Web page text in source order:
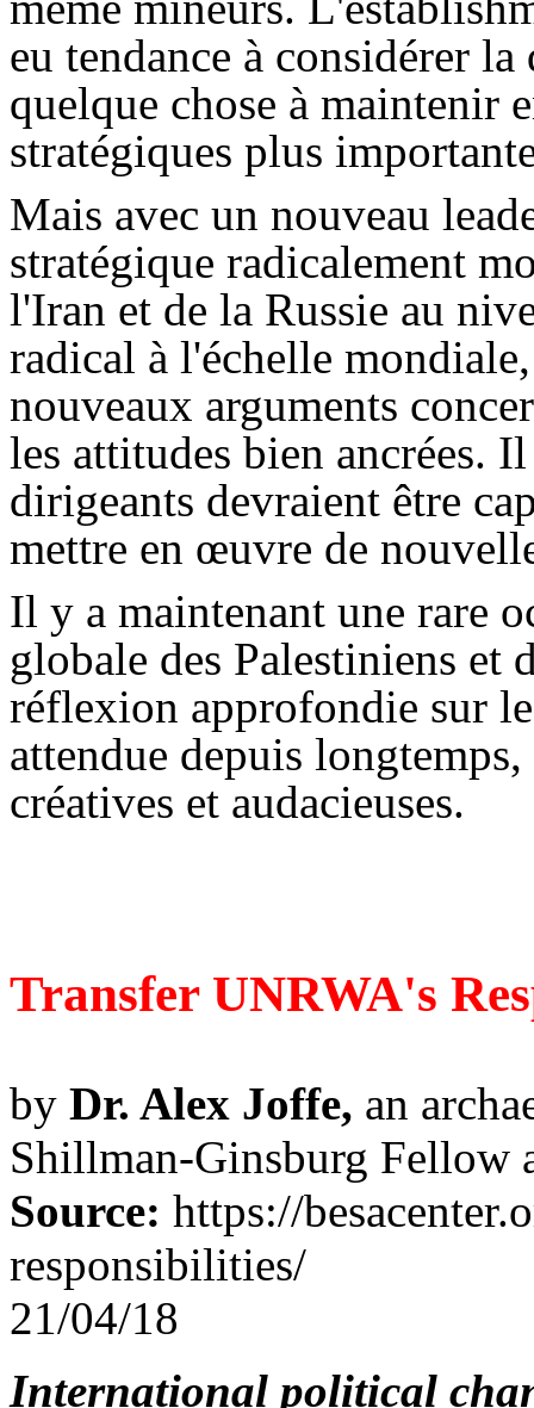
eu tendance à considérer
quelque chose à maintenir
stratégiques plus
Mais avec un nouveau
stratégique radicalement
l'Iran et de la Russie au
radical à l'échelle
nouveaux arguments
les attitudes bien ancrées.
dirigeants devraient être
mettre en œuvre de
Il y a maintenant une rare
globale des Palestiniens et
réflexion approfondie sur
attendue depuis
créatives et audacieuses.
Transfer UNRWA's
by Dr. Alex Joffe, an
Shillman-Ginsburg Fellow
Source: https://
responsibilities/
21/04/18
International political